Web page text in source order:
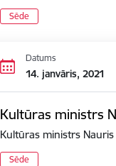
Sēde
Datums
14. janvāris, 2021
Kultūras ministrs
Kultūras ministrs
Sēde